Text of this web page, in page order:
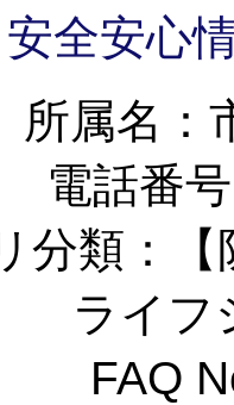
安全安心
所属名：
電話番
分類：
ライフ
FAQ